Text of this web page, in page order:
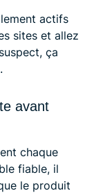
actifs
sites et allez
ça
avant
chaque
fiable, il
le produit